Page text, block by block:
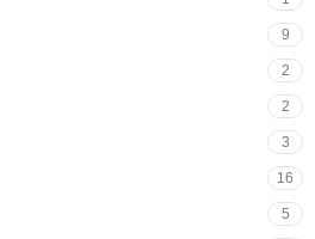
9
2
2
3
16
5